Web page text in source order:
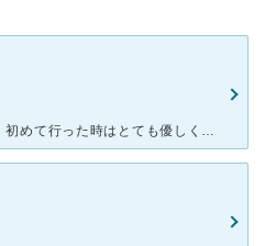
友達に紹介されて行きました。 初めて行った時はとても優しく対応してくださり胃腸炎で伺ったのですが点滴をして下さり楽になりました。 先生の話し方も優しくて丁寧ですが、たまにこちらが質問した時に的確な